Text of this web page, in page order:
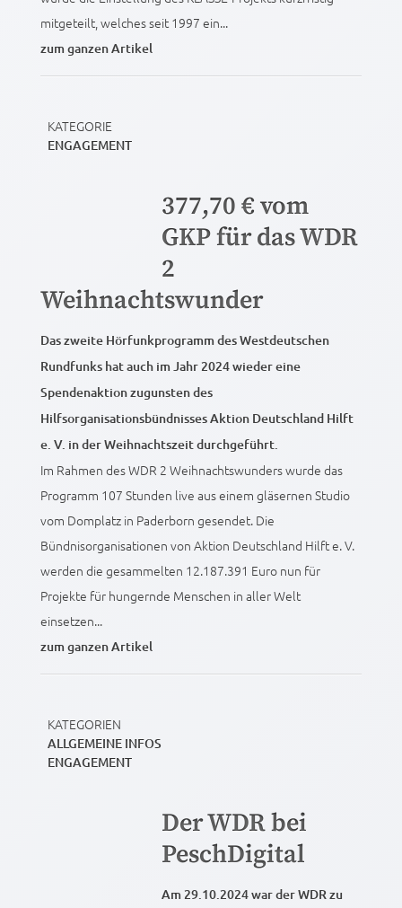
mitgeteilt, welches seit 1997 ein...
zum ganzen Artikel
KATEGORIE
ENGAGEMENT
377,70 € vom
GKP für das WDR
2
Weihnachtswunder
Das zweite Hörfunkprogramm des Westdeutschen
Rundfunks hat auch im Jahr 2024 wieder eine
Spendenaktion zugunsten des
Hilfsorganisationsbündnisses Aktion Deutschland Hilft
e. V. in der Weihnachtszeit durchgeführt.
Im Rahmen des WDR 2 Weihnachtswunders wurde das
Programm 107 Stunden live aus einem gläsernen Studio
vom Domplatz in Paderborn gesendet. Die
Bündnisorganisationen von Aktion Deutschland Hilft e. V.
werden die gesammelten 12.187.391 Euro nun für
Projekte für hungernde Menschen in aller Welt
einsetzen...
zum ganzen Artikel
KATEGORIEN
ALLGEMEINE INFOS
ENGAGEMENT
Der WDR bei
PeschDigital
Am 29.10.2024 war der WDR zu